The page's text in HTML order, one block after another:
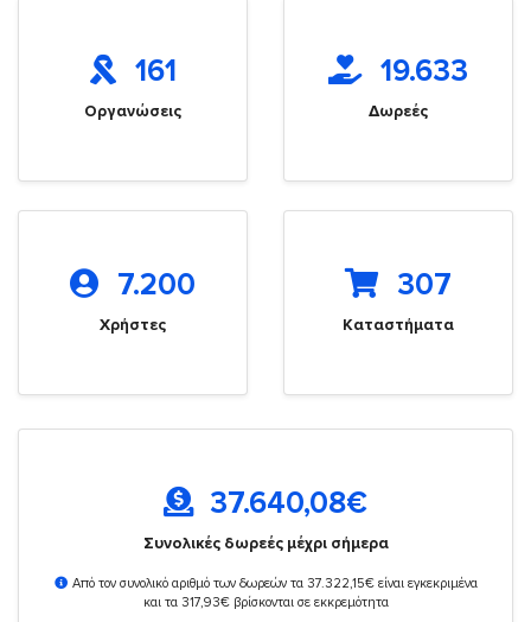
161
Οργανώσεις
19.633
Δωρεές
7.200
Χρήστες
307
Καταστήματα
37.640,08€
Συνολικές δωρεές μέχρι σήμερα
Από τον συνολικό αριθμό των δωρεών τα 37.322,15€ είναι εγκεκριμένα
και τα 317,93€ βρίσκονται σε εκκρεμότητα